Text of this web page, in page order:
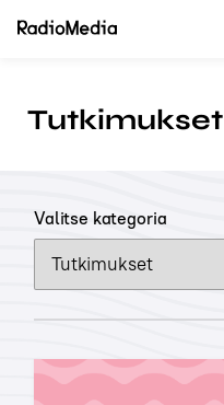
Tutkimukset
Valitse kategoria